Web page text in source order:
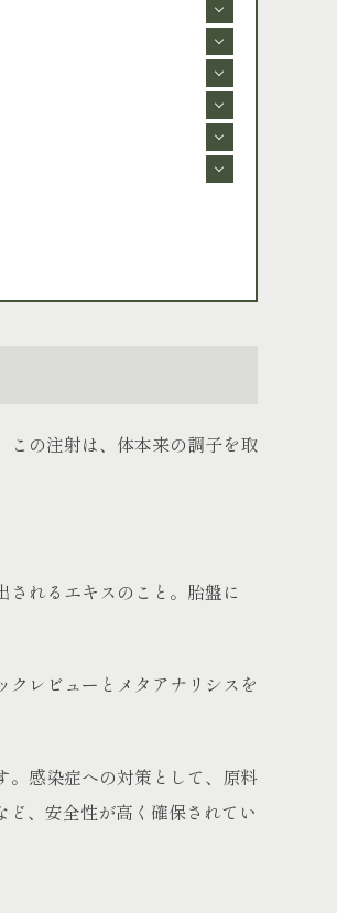
この注射は、体本来の調子を取
れるエキスのこと。胎盤に
レビューとメタアナリシスを
。感染症への対策として、原料
、安全性が高く確保されてい